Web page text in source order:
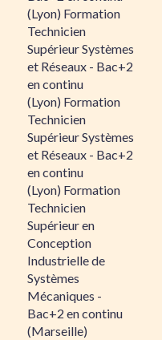
(Lyon) Formation
Technicien
Supérieur Systèmes
et Réseaux - Bac+2
en continu
(Lyon) Formation
Technicien
Supérieur Systèmes
et Réseaux - Bac+2
en continu
(Lyon) Formation
Technicien
Supérieur en
Conception
Industrielle de
Systèmes
Mécaniques -
Bac+2 en continu
(Marseille)